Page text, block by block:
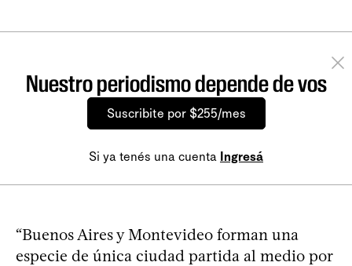
Nuestro periodismo depende de vos
Suscribite por $255/mes
Si ya tenés una cuenta Ingresá
“Buenos Aires y Montevideo forman una
especie de única ciudad partida al medio por